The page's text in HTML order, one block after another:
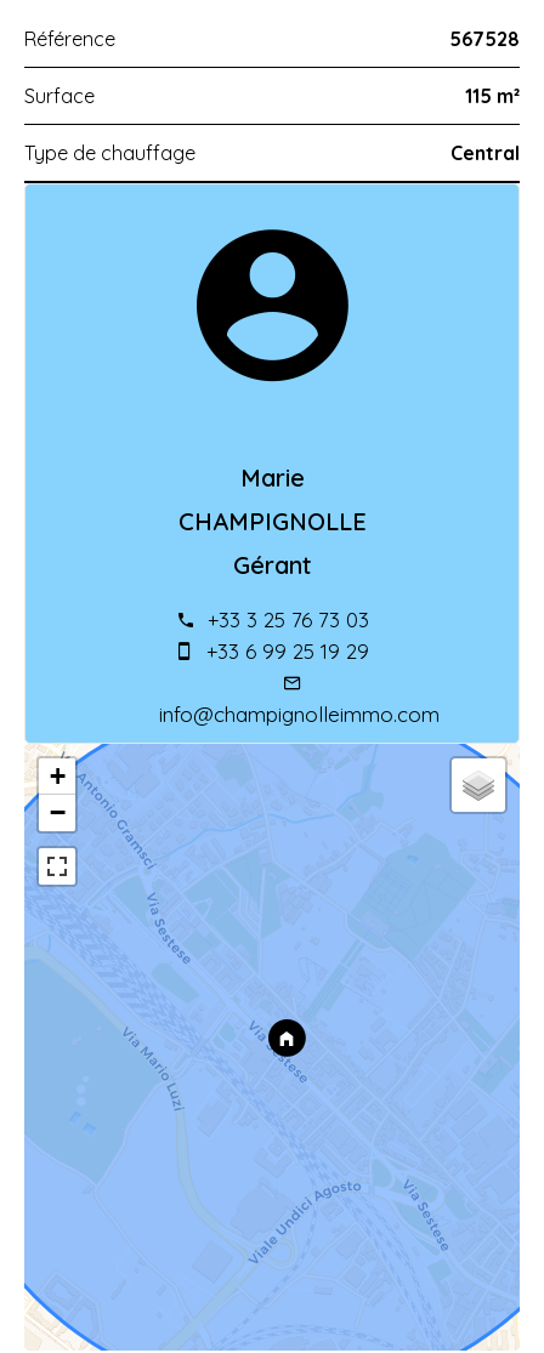
Référence 567528
Surface 115 m²
Type de chauffage Central
Marie
CHAMPIGNOLLE
Gérant
+33 3 25 76 73 03
+33 6 99 25 19 29
info@champignolleimmo.com
+
−